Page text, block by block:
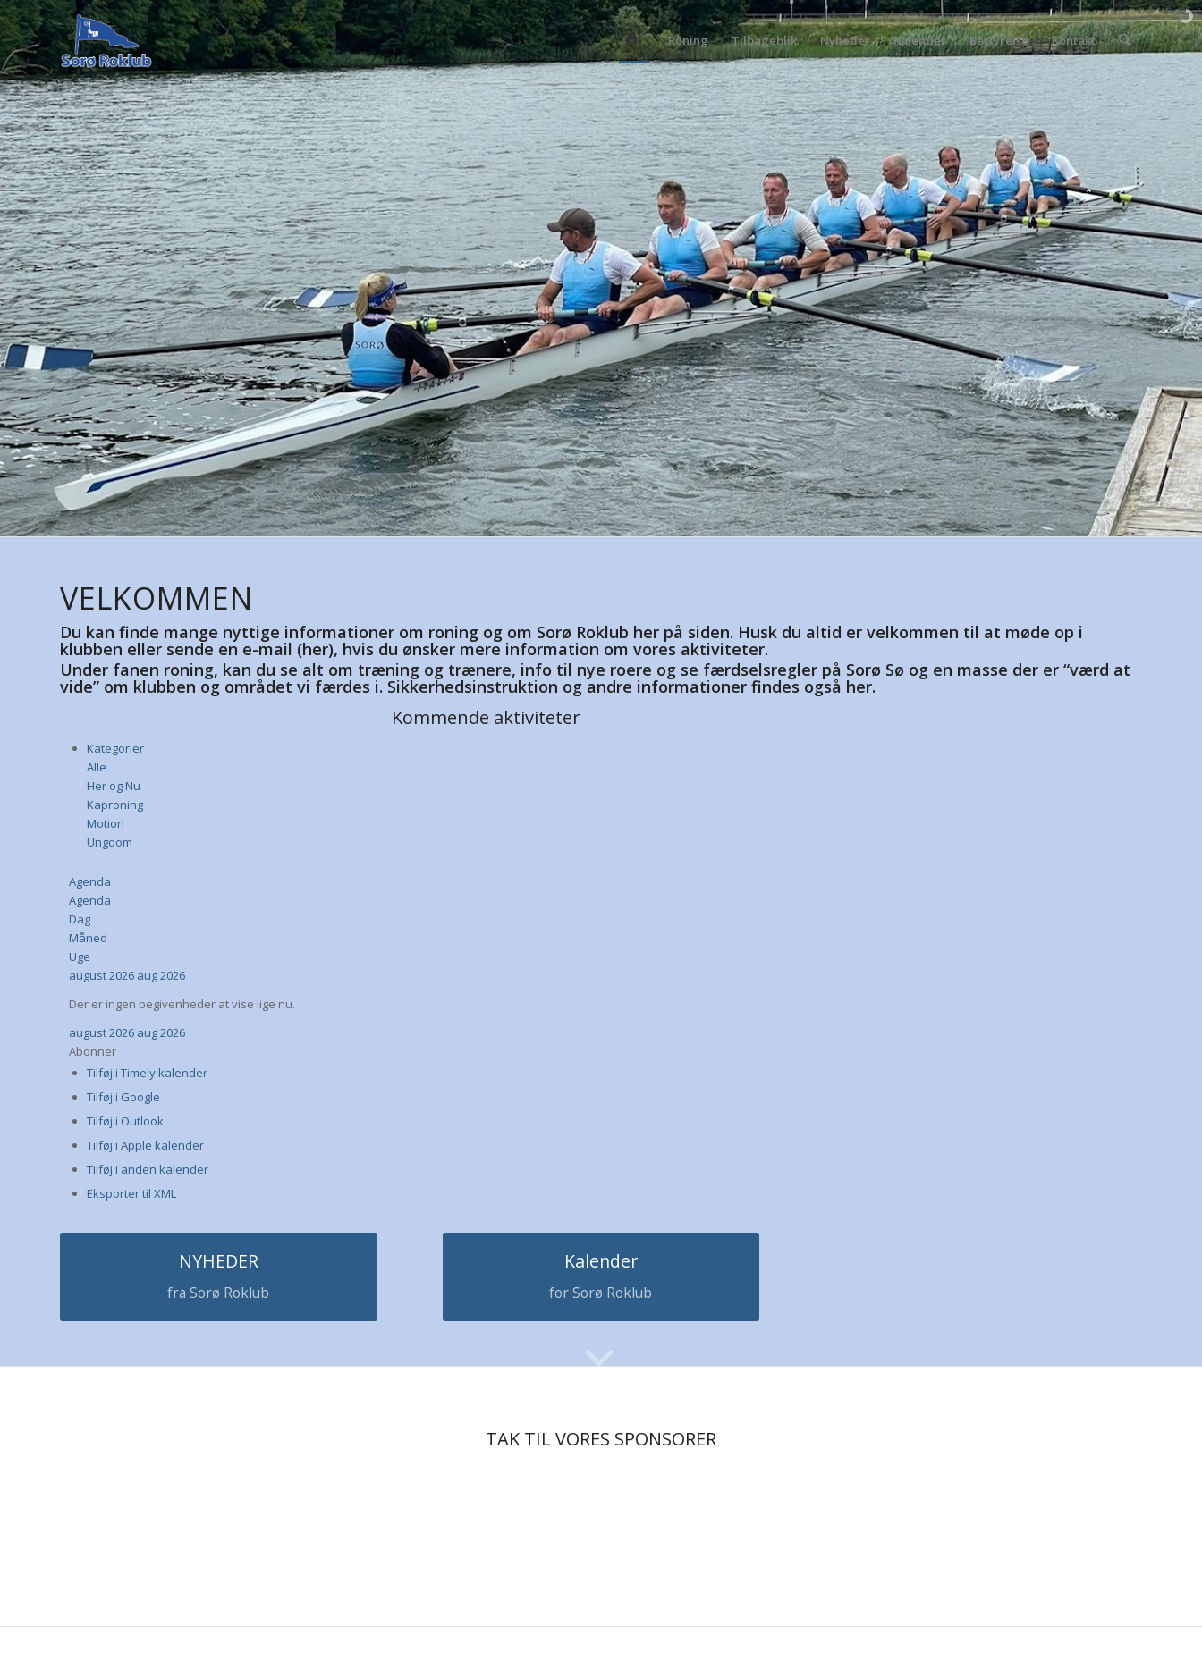
Roning Tilbageblik Nyheder Kalender Bestyrelse Kontakt
VELKOMMEN
Du kan finde mange nyttige informationer om roning og om Sorø Roklub her på siden. Husk du altid er velkommen til at møde op i
klubben eller sende en e-mail (her), hvis du ønsker mere information om vores aktiviteter.
Under fanen roning, kan du se alt om træning og trænere, info til nye roere og se færdselsregler på Sorø Sø og en masse der er “værd at
vide” om klubben og området vi færdes i. Sikkerhedsinstruktion og andre informationer findes også her.
Kommende aktiviteter
Kategorier
Alle
Her og Nu
Kaproning
Motion
Ungdom
Agenda
Agenda
Dag
Måned
Uge
august 2026 aug 2026
Der er ingen begivenheder at vise lige nu.
august 2026 aug 2026
Abonner
Tilføj i Timely kalender
Tilføj i Google
Tilføj i Outlook
Tilføj i Apple kalender
Tilføj i anden kalender
Eksporter til XML
NYHEDER
fra Sorø Roklub
Kalender
for Sorø Roklub
TAK TIL VORES SPONSORER